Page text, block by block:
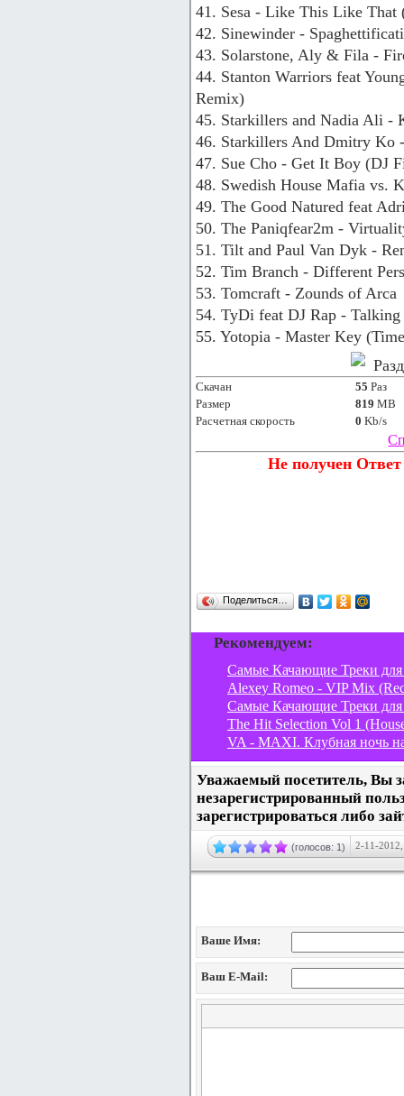
41. Sesa - Like This Like
42. Sinewinder -
43. Solarstone, Aly & Fila -
44. Stanton Warriors feat
Remix)
45. Starkillers and Nadia Ali -
46. Starkillers And Dmitry Ko
47. Sue Cho - Get It Boy
48. Swedish House Mafia vs.
49. The Good Natured feat
50. The Paniqfear2m -
51. Tilt and Paul Van Dyk -
52. Tim Branch - Different
53. Tomcraft - Zounds of Arca
54. TyDi feat DJ Rap -
55. Yotopia - Master Key
Скачан
Размер
Расчетная скорость
55 Раз
819 MB
0 Kb/s
Не получен
Поделиться…
Рекомендуем:
Cамые Качающие Треки
Alexey Romeo - VIP Mix
Cамые Качающие Треки
The Hit Selection Vol 1
VA - MAXI. Клубная ночь
Уважаемый посетитель, Вы
незарегистрированный
зарегистрироваться либо
(голосов: 1) 2-11-
Ваше Имя:
Ваш E-Mail: